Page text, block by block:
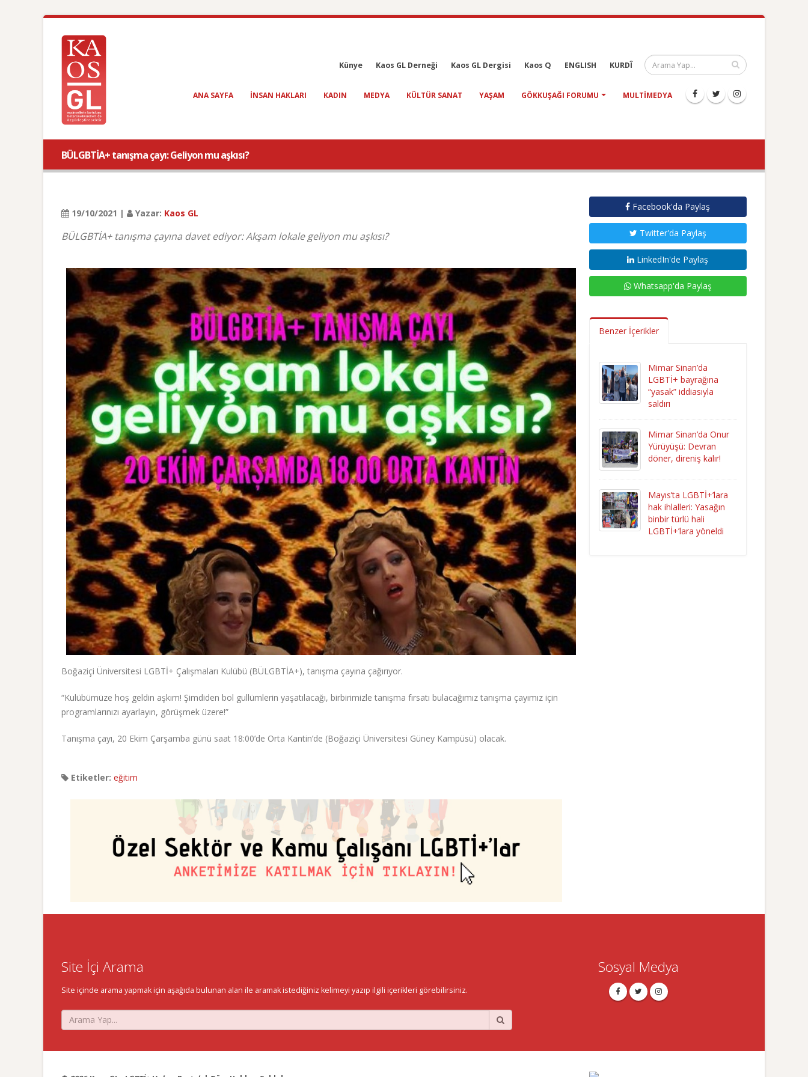
Künye Kaos GL Derneği Kaos GL Dergisi Kaos Q ENGLISH KURDÎ
ANA SAYFA INSAN HAKLARI KADIN MEDYA KÜLTÜR SANAT YAŞAM GÖKKUŞAĞI FORUMU MULTIMEDYA
BÜLGBTİA+ tanışma çayı: Geliyon mu aşkısı?
19/10/2021 | Yazar: Kaos GL
BÜLGBTİA+ tanışma çayına davet ediyor: Akşam lokale geliyon mu aşkısı?
Boğaziçi Üniversitesi LGBTİ+ Çalışmaları Kulübü (BÜLGBTİA+), tanışma çayına çağırıyor.
“Kulübümüze hoş geldin aşkım! Şimdiden bol gullümlerin yaşatılacağı, birbirimizle tanışma fırsatı bulacağımız tanışma çayımız için
programlarınızı ayarlayın, görüşmek üzere!”
Tanışma çayı, 20 Ekim Çarşamba günü saat 18:00’de Orta Kantin’de (Boğaziçi Üniversitesi Güney Kampüsü) olacak.
Etiketler: eğitim
Facebook'da Paylaş
Twitter'da Paylaş
LinkedIn'de Paylaş
Whatsapp'da Paylaş
Benzer İçerikler
Mimar Sinan’da
LGBTİ+ bayrağına
“yasak” iddiasıyla
saldırı
Mimar Sinan’da Onur
Yürüyüşü: Devran
döner, direniş kalır!
Mayıs’ta LGBTİ+’lara
hak ihlalleri: Yasağın
binbir türlü hali
LGBTİ+’lara yöneldi
Site İçi Arama
Site içinde arama yapmak için aşağıda bulunan alan ile aramak istediğiniz kelimeyi yazıp ilgili içerikleri görebilirsiniz.
Sosyal Medya